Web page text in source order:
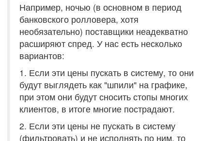
Например, ночью (в основном в период
банковского ролловера, хотя
необязательно) поставщики неадекватно
расширяют спред. У нас есть несколько
вариантов:
1. Если эти цены пускать в систему, то они
будут выглядеть как "шпили" на графике,
при этом они будут сносить стопы многих
клиентов, в итоге многие пострадают.
2. Если эти цены не пускать в систему
(фильтровать) и не исполнять по ним, то